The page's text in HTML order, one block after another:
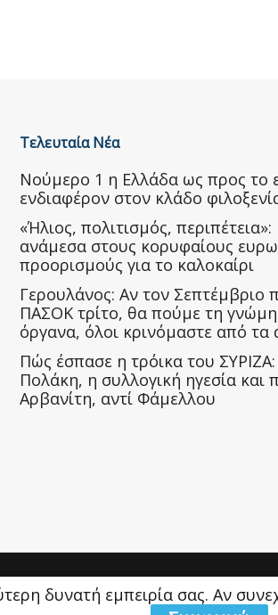
Τελευταία Νέα
Nούμερο 1 η Ελλάδα ως προς το
ενδιαφέρον στον κλάδο
«Ήλιος, πολιτισμός,
ανάμεσα στους κορυφαίους
προορισμούς για το καλοκαίρι
Γερουλάνος: Αν τον Σεπτέμβριο
ΠΑΣΟΚ τρίτο, θα πούμε τη
όργανα, όλοι κρινόμαστε από τα
Πώς έσπασε η τρόικα του
Πολάκη, η συλλογική ηγεσία και
Αρβανίτη, αντί Φάμελλου
δυνατή εμπειρία σας. Αν